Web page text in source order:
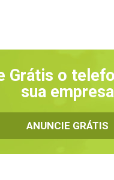
Grátis o
sua empresa
ANUNCIE GRÁTIS